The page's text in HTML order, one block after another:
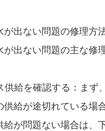
が出ない問題の修理方
が出ない問題の主な修
供給を確認する：まず
供給が途切れている場
給が問題ない場合は、